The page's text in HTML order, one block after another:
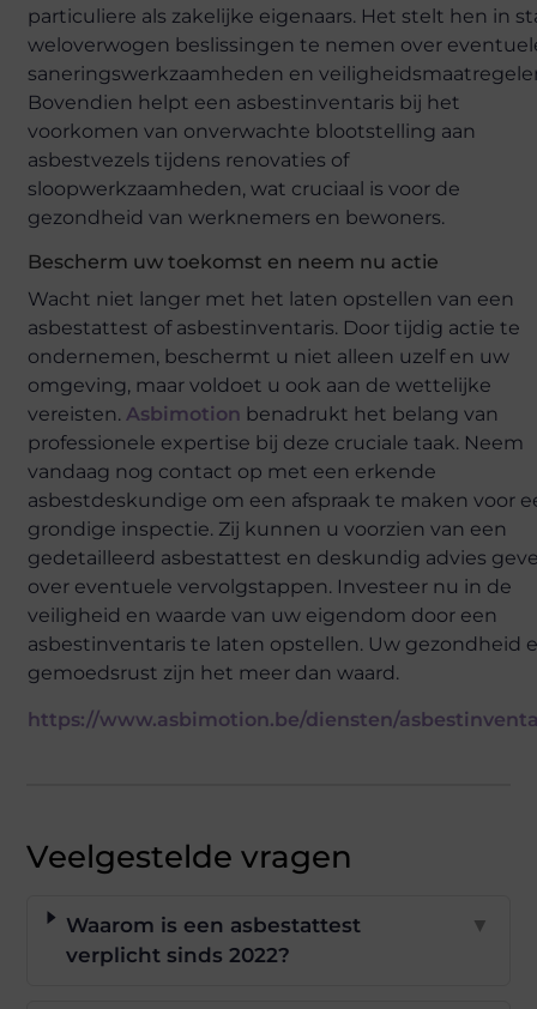
particuliere als zakelijke eigenaars. Het stelt hen in
weloverwogen beslissingen te nemen over
saneringswerkzaamheden en
Bovendien helpt een asbestinventaris bij het
voorkomen van onverwachte blootstelling aan
asbestvezels tijdens renovaties of
sloopwerkzaamheden, wat cruciaal is voor de
gezondheid van werknemers en bewoners.
Bescherm uw toekomst en neem nu actie
Wacht niet langer met het laten opstellen van een
asbestattest of asbestinventaris. Door tijdig actie te
ondernemen, beschermt u niet alleen uzelf en uw
omgeving, maar voldoet u ook aan de wettelijke
vereisten.Asbimotion benadrukt het belang van
professionele expertise bij deze cruciale taak. Neem
vandaag nog contact op met een erkende
asbestdeskundige om een afspraak te maken voor
grondige inspectie. Zij kunnen u voorzien van een
gedetailleerd asbestattest en deskundig advies
over eventuele vervolgstappen. Investeer nu in de
veiligheid en waarde van uw eigendom door een
asbestinventaris te laten opstellen. Uw gezondheid
gemoedsrust zijn het meer dan waard.
https://www.asbimotion.be/diensten/
Veelgestelde vragen
Waarom is een asbestattest
verplicht sinds 2022?
▼